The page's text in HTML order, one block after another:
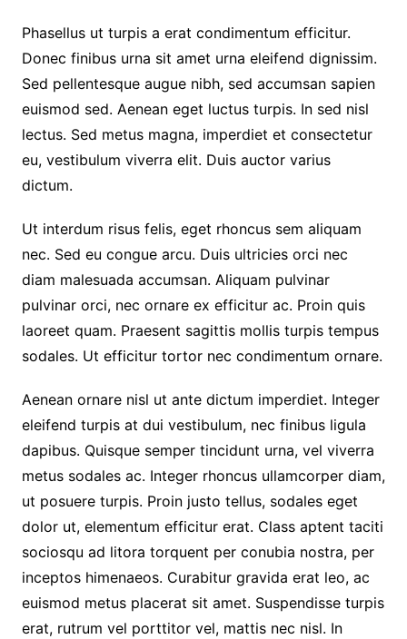
Phasellus ut turpis a erat condimentum efficitur.
Donec finibus urna sit amet urna eleifend dignissim.
Sed pellentesque augue nibh, sed accumsan sapien
euismod sed. Aenean eget luctus turpis. In sed nisl
lectus. Sed metus magna, imperdiet et consectetur
eu, vestibulum viverra elit. Duis auctor varius
dictum.
Ut interdum risus felis, eget rhoncus sem aliquam
nec. Sed eu congue arcu. Duis ultricies orci nec
diam malesuada accumsan. Aliquam pulvinar
pulvinar orci, nec ornare ex efficitur ac. Proin quis
laoreet quam. Praesent sagittis mollis turpis tempus
sodales. Ut efficitur tortor nec condimentum ornare.
Aenean ornare nisl ut ante dictum imperdiet. Integer
eleifend turpis at dui vestibulum, nec finibus ligula
dapibus. Quisque semper tincidunt urna, vel viverra
metus sodales ac. Integer rhoncus ullamcorper diam,
ut posuere turpis. Proin justo tellus, sodales eget
dolor ut, elementum efficitur erat. Class aptent taciti
sociosqu ad litora torquent per conubia nostra, per
inceptos himenaeos. Curabitur gravida erat leo, ac
euismod metus placerat sit amet. Suspendisse turpis
erat, rutrum vel porttitor vel, mattis nec nisl. In